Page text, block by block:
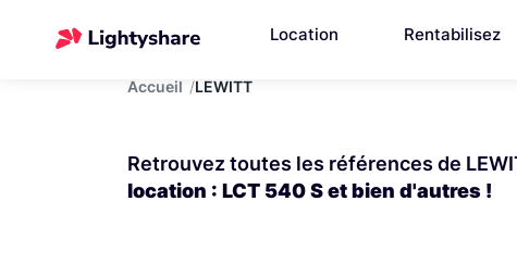
Location Rentabilisez
Accueil LEWITT
Retrouvez toutes les références de
location : LCT 540 S et bien d'autres !